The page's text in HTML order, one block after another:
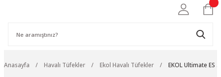
Anasayfa Havalı Tüfekler Ekol Havalı Tüfekler EKOL Ultimate ES